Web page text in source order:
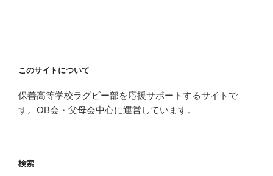
このサイトについて
保善高等学校ラグビー部を応援サポートするサイトで
す。OB会・父母会中心に運営しています。
検索